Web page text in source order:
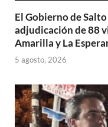
El Gobierno de
adjudicación de 88
Amarilla y La
5 agosto, 2026